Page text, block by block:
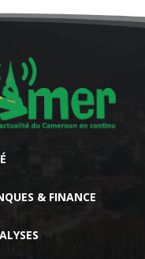
& FINANCE